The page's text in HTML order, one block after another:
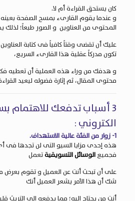
كان يستحق القراءة أم لا.
و عندما يقوم القارىء بمسح الصفحة بعينه
المحتوى من العناوين و الصور طبعاً؛ لذلك
عليك أن تقضى وقتاً كافياً فى كتابة
تكون مدركاً عقلية هذا القارىء السريع،
و هدفك من وراء هذه العملية أن تعطيه
محتوى المقال، ثم إثارة فضوله ليعيد
3 أسباب تدفعك للاهتمام
الكتروني :
1- زوار من الفئة عالية الاستهداف.
هذه إحدى مزايا السيو التى لن تجدها
فجميعالوسائل التسويقيةتعمل
على أن تبحث أنت عن العميل و تقوم بعرض
شك أن هذا الأمر يشعر العميل أنك
أنت من يحتاج إليه؛ مما يدفعه إلى التريث